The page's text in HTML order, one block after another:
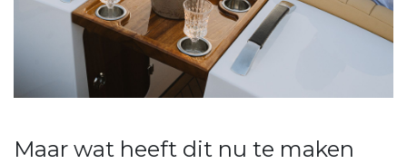
Maar wat heeft dit nu te maken